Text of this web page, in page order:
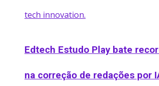
Edtech Estudo Play bate
na correção de redações por